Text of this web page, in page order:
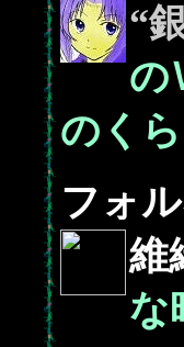
“
の
のく
フォ
維
な